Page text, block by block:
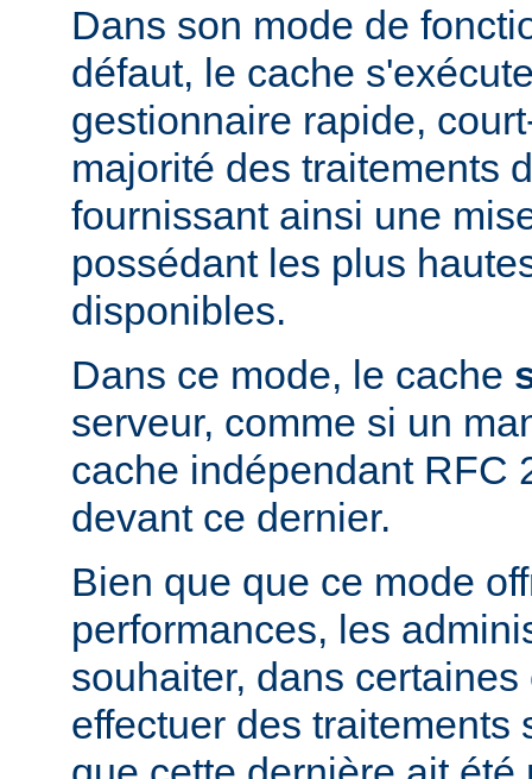
Dans son mode de
défaut, le cache
gestionnaire rapide,
majorité des traitements
fournissant ainsi une
possédant les plus
disponibles.
Dans ce mode, le cache
serveur, comme si un
cache indépendant RFC
devant ce dernier.
Bien que que ce mode
performances, les
souhaiter, dans
effectuer des traitements